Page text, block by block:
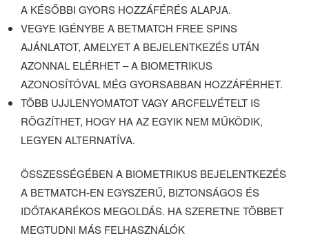
A KÉSŐBBI GYORS HOZZÁFÉRÉS ALAPJA.
VEGYE IGÉNYBE A BETMATCH FREE SPINS
AJÁNLATOT, AMELYET A BEJELENTKEZÉS UTÁN
AZONNAL ELÉRHET – A BIOMETRIKUS
AZONOSÍTÓVAL MÉG GYORSABBAN HOZZÁFÉRHET.
TÖBB UJJLENYOMATOT VAGY ARCFELVÉTELT IS
RÖGZÍTHET, HOGY HA AZ EGYIK NEM MŰKÖDIK,
LEGYEN ALTERNATÍVA.
ÖSSZESSÉGÉBEN A BIOMETRIKUS BEJELENTKEZÉS
A BETMATCH-EN EGYSZERŰ, BIZTONSÁGOS ÉS
IDŐTAKARÉKOS MEGOLDÁS. HA SZERETNE TÖBBET
MEGTUDNI MÁS FELHASZNÁLÓK